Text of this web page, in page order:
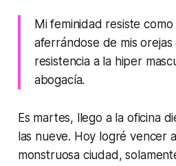
Mi feminidad resiste
aferrándose de mis
resistencia a la hiper
abogacía.
Es martes, llego a la oficina
las nueve. Hoy logré vencer
monstruosa ciudad,